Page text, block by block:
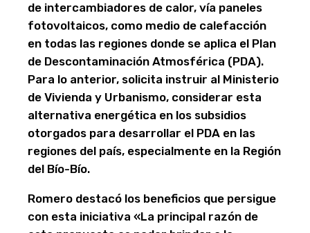
de intercambiadores de calor, vía paneles
fotovoltaicos, como medio de calefacción
en todas las regiones donde se aplica el Plan
de Descontaminación Atmosférica (PDA).
Para lo anterior, solicita instruir al Ministerio
de Vivienda y Urbanismo, considerar esta
alternativa energética en los subsidios
otorgados para desarrollar el PDA en las
regiones del país, especialmente en la Región
del Bío-Bío.
Romero destacó los beneficios que persigue
con esta iniciativa «La principal razón de